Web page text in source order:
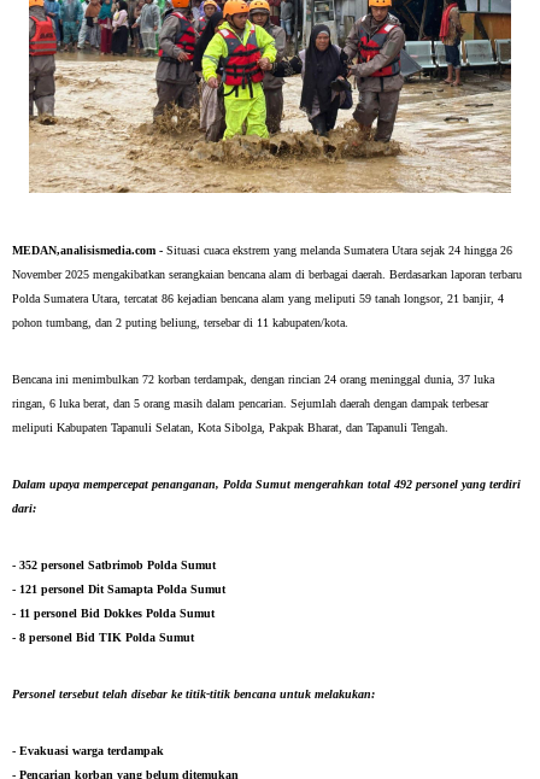
MEDAN,analisismedia.com - Situasi cuaca ekstrem yang melanda Sumatera Utara sejak 24 hingga 26
November 2025 mengakibatkan serangkaian bencana alam di berbagai daerah. Berdasarkan laporan terbaru
Polda Sumatera Utara, tercatat 86 kejadian bencana alam yang meliputi 59 tanah longsor, 21 banjir, 4
pohon tumbang, dan 2 puting beliung, tersebar di 11 kabupaten/kota.
Bencana ini menimbulkan 72 korban terdampak, dengan rincian 24 orang meninggal dunia, 37 luka
ringan, 6 luka berat, dan 5 orang masih dalam pencarian. Sejumlah daerah dengan dampak terbesar
meliputi Kabupaten Tapanuli Selatan, Kota Sibolga, Pakpak Bharat, dan Tapanuli Tengah.
Dalam upaya mempercepat penanganan, Polda Sumut mengerahkan total 492 personel yang terdiri
dari:
- 352 personel Satbrimob Polda Sumut
- 121 personel Dit Samapta Polda Sumut
- 11 personel Bid Dokkes Polda Sumut
- 8 personel Bid TIK Polda Sumut
Personel tersebut telah disebar ke titik-titik bencana untuk melakukan:
- Evakuasi warga terdampak
- Pencarian korban yang belum ditemukan